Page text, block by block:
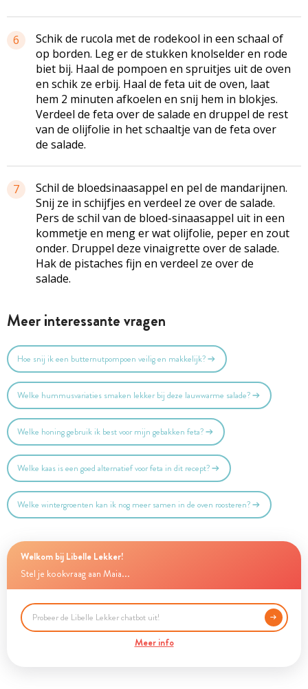
6
Schik de rucola met de rodekool in een schaal of
op borden. Leg er de stukken knolselder en rode
biet bij. Haal de pompoen en spruitjes uit de oven
en schik ze erbij. Haal de feta uit de oven, laat
hem 2 minuten afkoelen en snij hem in blokjes.
Verdeel de feta over de salade en druppel de rest
van de olijfolie in het schaaltje van de feta over
de salade.
7
Schil de bloedsinaasappel en pel de mandarijnen.
Snij ze in schijfjes en verdeel ze over de salade.
Pers de schil van de bloed-sinaasappel uit in een
kommetje en meng er wat olijfolie, peper en zout
onder. Druppel deze vinaigrette over de salade.
Hak de pistaches fijn en verdeel ze over de
salade.
Meer interessante vragen
Hoe snij ik een butternutpompoen veilig en makkelijk?
Welke hummusvariaties smaken lekker bij deze lauwwarme salade?
Welke honing gebruik ik best voor mijn gebakken feta?
Welke kaas is een goed alternatief voor feta in dit recept?
Welke wintergroenten kan ik nog meer samen in de oven roosteren?
Welkom bij Libelle Lekker!
Stel je kookvraag aan Maia...
Meer info